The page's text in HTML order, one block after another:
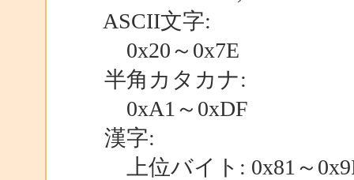
ASCII文字:
0x20～0x7E
半角カタカナ:
0xA1～0xDF
漢字:
上位バイト: 0x81～